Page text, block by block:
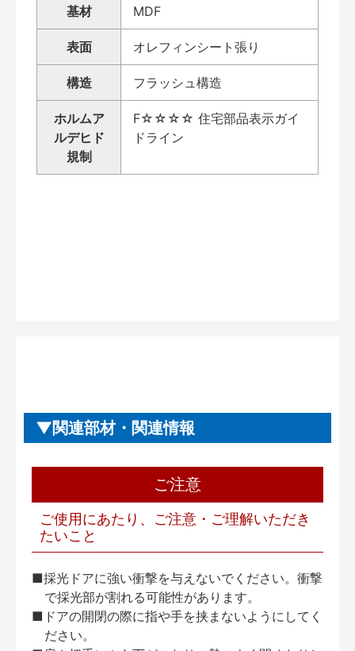
基材 MDF
表面 オレフィンシート張り
構造 フラッシュ構造
ホルムア
ルデヒド
規制
F☆☆☆☆ 住宅部品表示ガイ
ドライン
関連部材・関連情報
ご注意
ご使用にあたり、ご注意・ご理解いただき
たいこと
■採光ドアに強い衝撃を与えないでください。衝撃
で採光部が割れる可能性があります。
■ドアの開閉の際に指や手を挟まないようにしてく
ださい。